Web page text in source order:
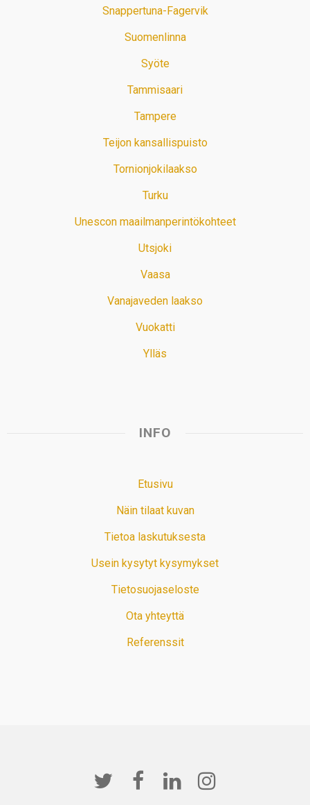
Snappertuna-Fagervik
Suomenlinna
Syöte
Tammisaari
Tampere
Teijon kansallispuisto
Tornionjokilaakso
Turku
Unescon maailmanperintökohteet
Utsjoki
Vaasa
Vanajaveden laakso
Vuokatti
Ylläs
INFO
Etusivu
Näin tilaat kuvan
Tietoa laskutuksesta
Usein kysytyt kysymykset
Tietosuojaseloste
Ota yhteyttä
Referenssit